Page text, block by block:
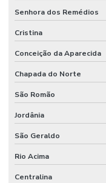
Senhora dos Remédios
Cristina
Conceição da Aparecida
Chapada do Norte
São Romão
Jordânia
São Geraldo
Rio Acima
Centralina